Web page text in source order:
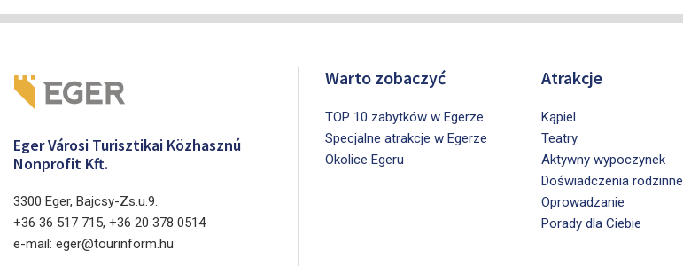
Eger Városi Turisztikai Közhasznú
Nonprofit Kft.
3300 Eger, Bajcsy-Zs.u.9.
+36 36 517 715, +36 20 378 0514
e-mail: eger@tourinform.hu
Warto zobaczyć
TOP 10 zabytków w Egerze
Specjalne atrakcje w Egerze
Okolice Egeru
Atrakcje
Kąpiel
Teatry
Aktywny wypoczynek
Doświadczenia rodzinne
Oprowadzanie
Porady dla Ciebie